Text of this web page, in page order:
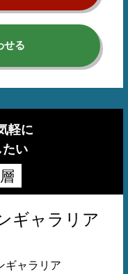
せる
軽に
たい
ギャラリア